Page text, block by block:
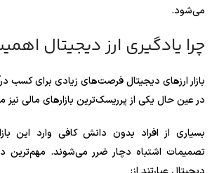
می‌شود.
چرا یادگیری ارز دیجیتال
بازار ارزهای دیجیتال فرصت‌های زیادی برای کسب
در عین حال یکی از پرریسک‌ترین بازارهای مالی
بسیاری از افراد بدون دانش کافی وارد این
تصمیمات اشتباه دچار ضرر می‌شوند. مهم‌ترین